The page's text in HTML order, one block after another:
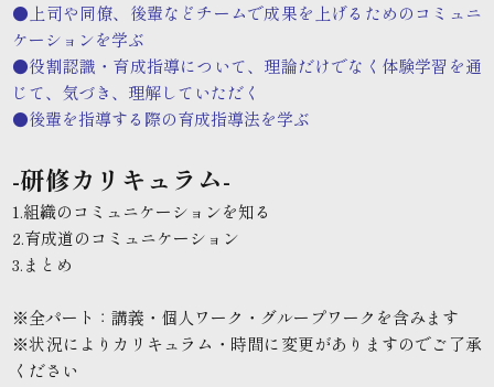
●上司や同僚、後輩などチームで成果を上げるためのコミュニ
ケーションを学ぶ
●役割認識・育成指導について、理論だけでなく体験学習を通
じて、気づき、理解していただく
●後輩を指導する際の育成指導法を学ぶ
-研修カリキュラム-
1.組織のコミュニケーションを知る
2.育成道のコミュニケーション
3.まとめ
※全パート：講義・個人ワーク・グループワークを含みます
※状況によりカリキュラム・時間に変更がありますのでご了承
ください